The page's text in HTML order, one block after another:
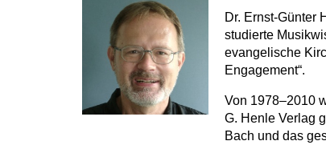
Dr. Ernst-Günter
studierte
evangelische
Engagement“.
Von 1978–2010
G. Henle Verlag
Bach und das